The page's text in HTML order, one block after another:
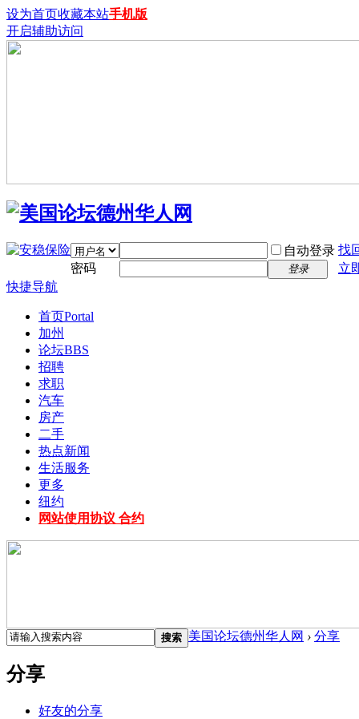
设为首页收藏本站手机版
开启辅助访问
自动登录 找
密码
登录
立
快捷导航
首页Portal
加州
论坛BBS
招聘
求职
汽车
房产
二手
热点新闻
生活服务
更多
纽约
网站使用协议 合约
搜索 美国论坛德州华人网 › 分享
分享
好友的分享